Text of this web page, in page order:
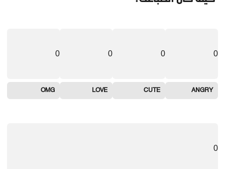
0
ANGRY
0
CUTE
0
LOVE
0
OMG
0